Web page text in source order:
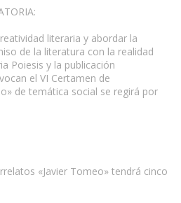
literaria y abordar la
de la literatura con la realidad
Poiesis y la publicación
el VI Certamen de
de temática social se regirá por
«Javier Tomeo» tendrá cinco